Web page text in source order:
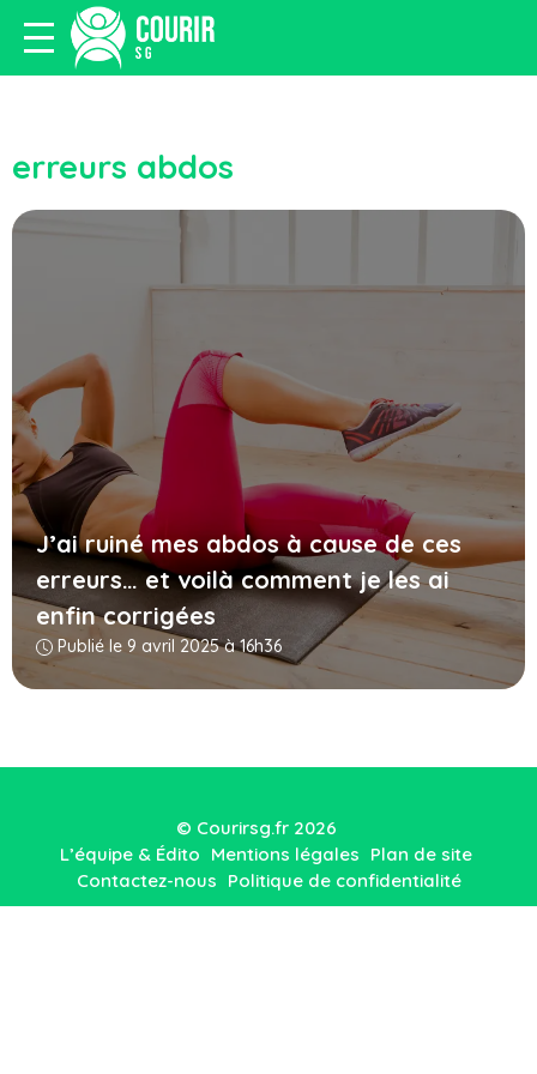
erreurs abdos
J’ai ruiné mes abdos à cause de ces
erreurs… et voilà comment je les ai
enfin corrigées
Publié le 9 avril 2025 à 16h36
© Courirsg.fr 2026
L’équipe & Édito Mentions légales Plan de site
Contactez-nous Politique de confidentialité